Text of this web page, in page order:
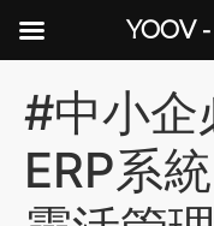
#中小企
ERP系
YOOV